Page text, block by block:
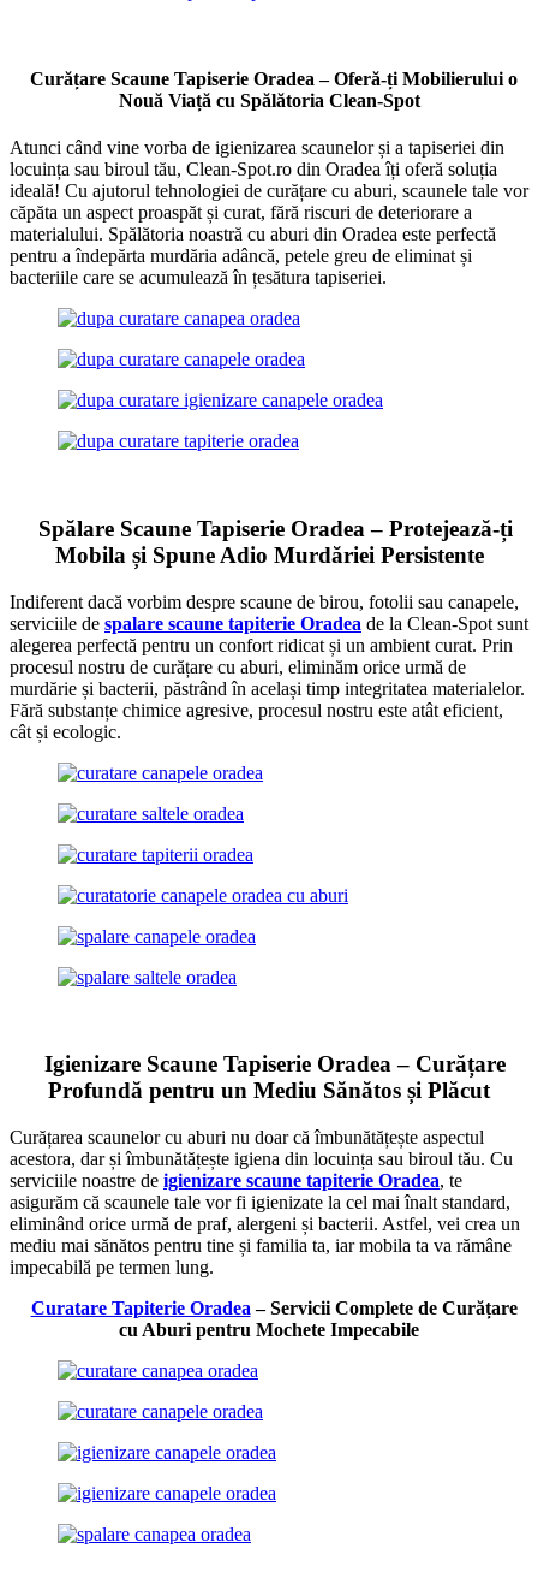
Curățare Scaune Tapiserie Oradea – Oferă-ți Mobilierului o
Nouă Viață cu Spălătoria Clean-Spot
Atunci când vine vorba de igienizarea scaunelor și a tapiseriei din
locuința sau biroul tău, Clean-Spot.ro din Oradea îți oferă soluția
ideală! Cu ajutorul tehnologiei de curățare cu aburi, scaunele tale vor
căpăta un aspect proaspăt și curat, fără riscuri de deteriorare a
materialului. Spălătoria noastră cu aburi din Oradea este perfectă
pentru a îndepărta murdăria adâncă, petele greu de eliminat și
bacteriile care se acumulează în țesătura tapiseriei.
Spălare Scaune Tapiserie Oradea – Protejează-ți
Mobila și Spune Adio Murdăriei Persistente
Indiferent dacă vorbim despre scaune de birou, fotolii sau canapele,
serviciile de spalare scaune tapiterie Oradea de la Clean-Spot sunt
alegerea perfectă pentru un confort ridicat și un ambient curat. Prin
procesul nostru de curățare cu aburi, eliminăm orice urmă de
murdărie și bacterii, păstrând în același timp integritatea materialelor.
Fără substanțe chimice agresive, procesul nostru este atât eficient,
cât și ecologic.
Igienizare Scaune Tapiserie Oradea – Curățare
Profundă pentru un Mediu Sănătos și Plăcut
Curățarea scaunelor cu aburi nu doar că îmbunătățește aspectul
acestora, dar și îmbunătățește igiena din locuința sau biroul tău. Cu
serviciile noastre de igienizare scaune tapiterie Oradea, te
asigurăm că scaunele tale vor fi igienizate la cel mai înalt standard,
eliminând orice urmă de praf, alergeni și bacterii. Astfel, vei crea un
mediu mai sănătos pentru tine și familia ta, iar mobila ta va rămâne
impecabilă pe termen lung.
Curatare Tapiterie Oradea – Servicii Complete de Curățare
cu Aburi pentru Mochete Impecabile